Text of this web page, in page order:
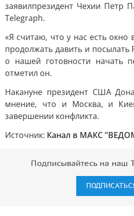
заявилпрезидент Чехии Петр
Telegraph.
«Я считаю, что у нас есть
продолжать давить и посылать
о нашей готовности начать
отметил он.
Накануне президент США
мнение, что и Москва, и
завершении конфликта.
Источник: Канал в МАКС
Подписывайтесь на наш